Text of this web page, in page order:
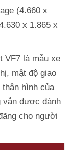
(4.660 x
x 1.865 x
VF7 là mẫu xe
mật độ giao
hình của
vẫn được đánh
cho người